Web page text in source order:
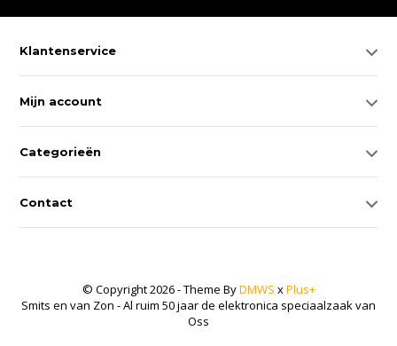
Klantenservice
Mijn account
Categorieën
Contact
© Copyright 2026 - Theme ByDMWS xPlus+
Smits en van Zon - Al ruim 50 jaar de elektronica speciaalzaak van
Oss